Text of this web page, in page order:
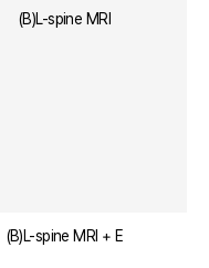
(B)L-spine MRI
(B)L-spine MRI + E